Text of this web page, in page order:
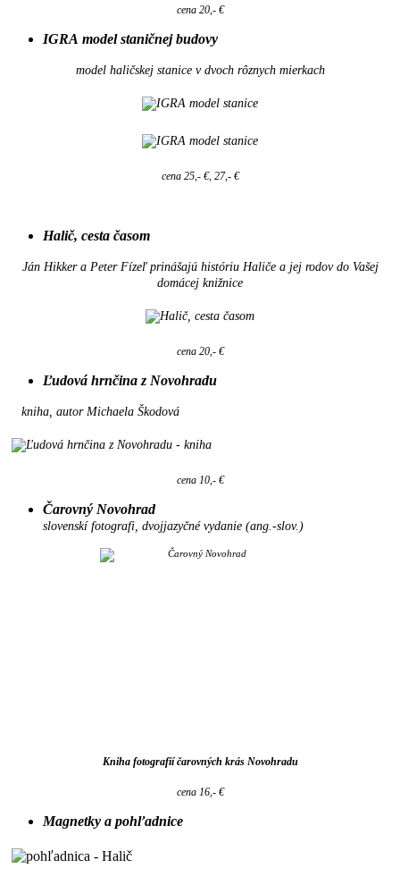
cena 20,- €
IGRA model staničnej budovy
model haličskej stanice v dvoch rôznych mierkach
cena 25,- €, 27,- €
Halič, cesta časom
Ján Hikker a Peter Fízeľ prinášajú históriu Haliče a jej rodov do Vašej
domácej knižnice
cena 20,- €
Ľudová hrnčina z Novohradu
kniha, autor Michaela Škodová
cena 10,- €
Čarovný Novohrad
slovenskí fotografi, dvojjazyčné vydanie (ang.-slov.)
Kniha fotografií čarovných krás Novohradu
cena 16,- €
Magnetky a pohľadnice